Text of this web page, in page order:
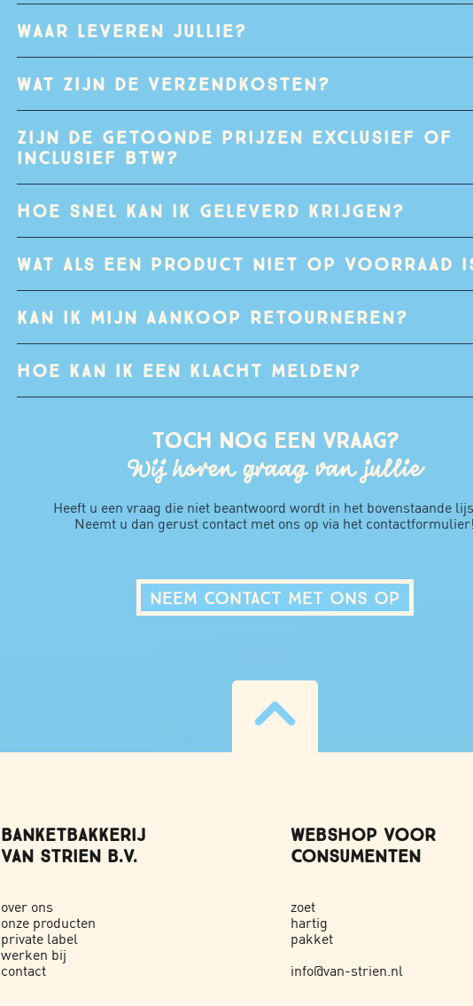
WAAR LEVEREN JULLIE?
WAT ZIJN DE VERZENDKOSTEN?
ZIJN DE GETOONDE PRIJZEN EXCLUSIEF OF
INCLUSIEF BTW?
HOE SNEL KAN IK GELEVERD KRIJGEN?
WAT ALS EEN PRODUCT NIET OP VOORRAAD
KAN IK MIJN AANKOOP RETOURNEREN?
HOE KAN IK EEN KLACHT MELDEN?
Toch nog een vraag?
Wij horen graag van jullie
Heeft u een vraag die niet beantwoord wordt in het bovenstaande
Neemt u dan gerust contact met ons op via het
NEEM CONTACT MET ONS OP
BANKETBAKKERIJ
VAN STRIEN B.V.
over ons
onze producten
private label
werken bij
contact
WEBSHOP VOOR
CONSUMENTEN
zoet
hartig
pakket
info@van-strien.nl